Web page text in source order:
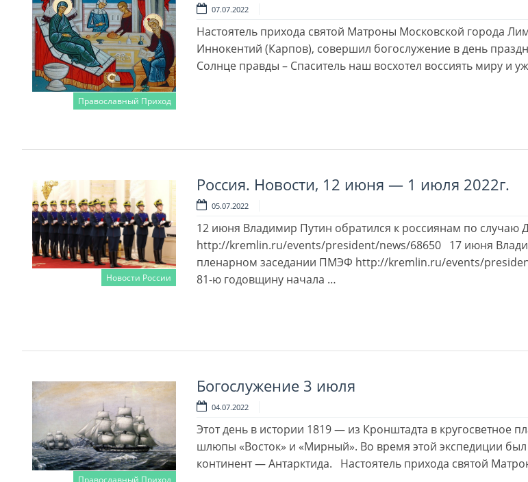
Православный Приход
07.07.2022
Настоятель прихода святой Матроны Московской города
Иннокентий (Карпов), совершил богослужение в день
Солнце правды – Спаситель наш восхотел воссиять миру и
Новости России
Россия. Новости, 12 июня — 1 июля 2022г.
05.07.2022
12 июня Владимир Путин обратился к россиянам по случаю
http://kremlin.ru/events/president/news/68650 17 июня
пленарном заседании ПМЭФ http://kremlin.ru/events/
81-ю годовщину начала …
Православный Приход
Богослужение 3 июля
04.07.2022
Этот день в истории 1819 — из Кронштадта в кругосветное
шлюпы «Восток» и «Мирный». Во время этой экспедиции был
континент — Антарктида. Настоятель прихода святой